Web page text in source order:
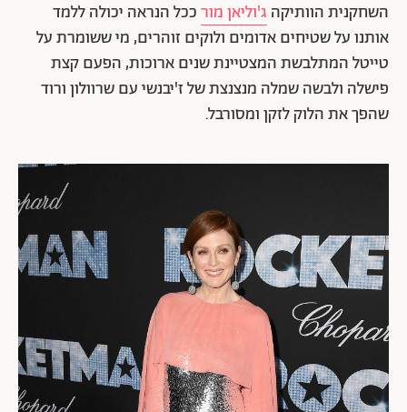
השחקנית הוותיקה ג'וליאן מורככל הנראה יכולה ללמד
אותנו על שטיחים אדומים ולוקים זוהרים, מי ששומרת על
טייטל המתלבשת המצטיינת שנים ארוכות, הפעם קצת
פישלה ולבשה שמלה מנצנצת של ז'יבנשי עם שרוולון ורוד
שהפך את הלוק לזקן ומסורבל.